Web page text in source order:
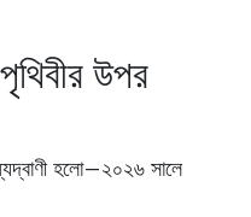
উপর
হলো—২০২৬ সালে